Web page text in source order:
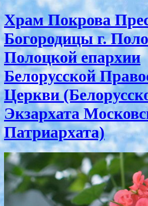
Храм Покрова
Богородицы г.
Полоцкой епархии
Белорусской
Церкви
Экзархата
Патриархата)